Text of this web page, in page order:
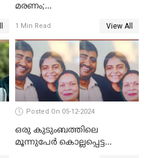
മരണം;
സ്ഥിരീകരിച്ച് പൊലീസ്
1 Min Read View All
Posted On 05-12-2024
ഒരു കുടുംബത്തിലെ
മൂന്നുപേര്‍ കൊല്ലപ്പെട്ട